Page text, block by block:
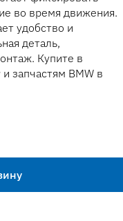
во время движения.
удобство и
деталь,
Купите в
запчастям BMW в